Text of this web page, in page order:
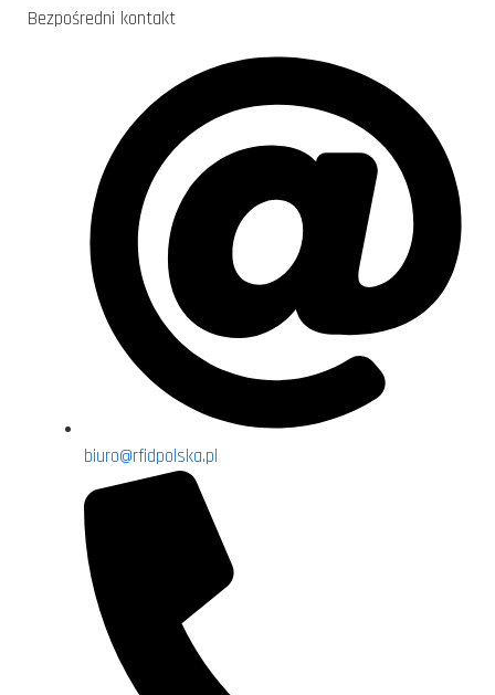
Bezpośredni kontakt
biuro@rfidpolska.pl